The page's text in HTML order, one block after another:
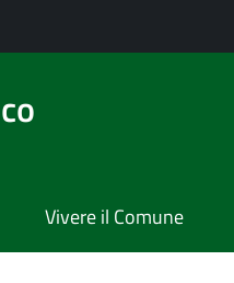
Vivere il Comune